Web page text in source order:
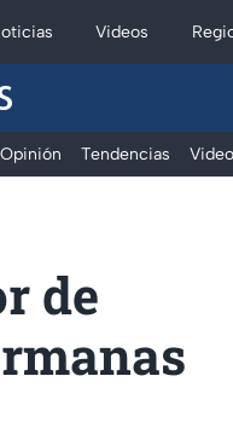
Videos
Opinión Tendencias
de